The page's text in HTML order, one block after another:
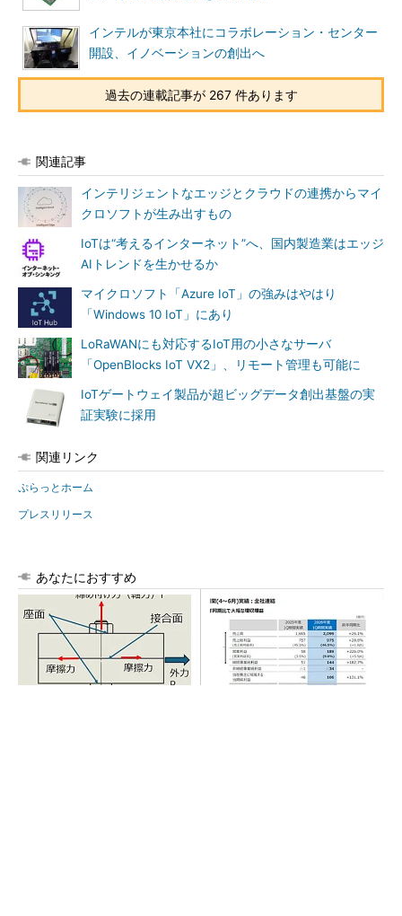
インテルが東京本社にコラボレーション・センター
開設、イノベーションの創出へ
過去の連載記事が 267 件あります
関連記事
インテリジェントなエッジとクラウドの連携からマイ
クロソフトが生み出すもの
IoTは“考えるインターネット”へ、国内製造業はエッジ
AIトレンドを生かせるか
マイクロソフト「Azure IoT」の強みはやはり
「Windows 10 IoT」にあり
LoRaWANにも対応するIoT用の小さなサーバ
「OpenBlocks IoT VX2」、リモート管理も可能に
IoTゲートウェイ製品が超ビッグデータ創出基盤の実
証実験に採用
関連リンク
ぷらっとホーム
プレスリリース
あなたにおすすめ